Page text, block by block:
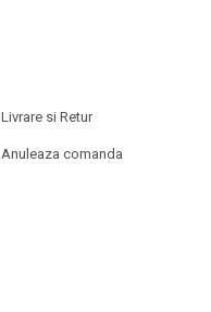
Livrare si Retur
Anuleaza comanda